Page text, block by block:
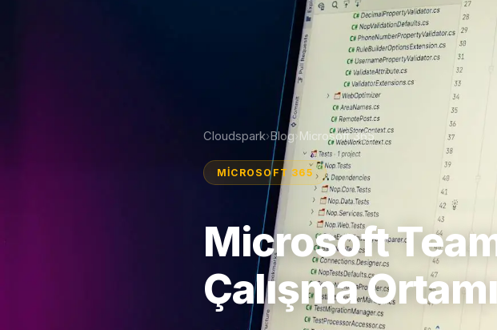
Cloudspark›Blog›Microsoft 365
MICROSOFT 365
Microsoft
Çalışma